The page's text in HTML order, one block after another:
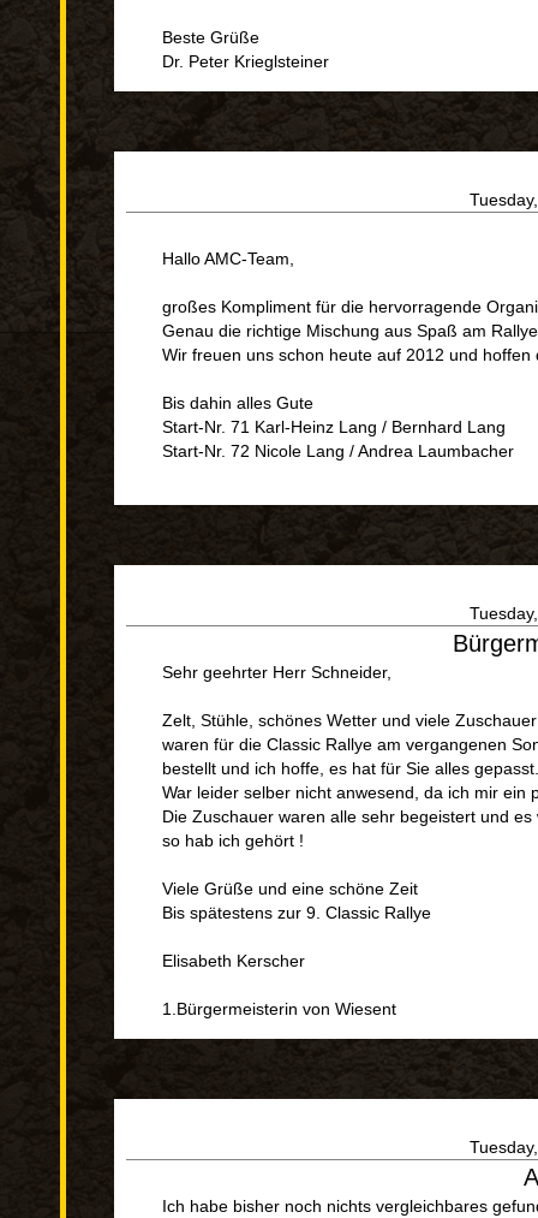
Beste Grüße
Dr. Peter Krieglsteiner
Hallo AMC-Team,
großes Kompliment für die hervorragende
Genau die richtige Mischung aus Spaß am
Wir freuen uns schon heute auf 2012 und
Bis dahin alles Gute
Start-Nr. 71 Karl-Heinz Lang / Bernhard Lang
Start-Nr. 72 Nicole Lang / Andrea Laumbacher
Sehr geehrter Herr Schneider,
Zelt, Stühle, schönes Wetter und viele Zuschauer
waren für die Classic Rallye am vergangenen
bestellt und ich hoffe, es hat für Sie alles gepasst.
War leider selber nicht anwesend, da ich mir ein
Die Zuschauer waren alle sehr begeistert und
so hab ich gehört !
Viele Grüße und eine schöne Zeit
Bis spätestens zur 9. Classic Rallye
Elisabeth Kerscher
1.Bürgermeisterin von Wiesent
Ich habe bisher noch nichts vergleichbares